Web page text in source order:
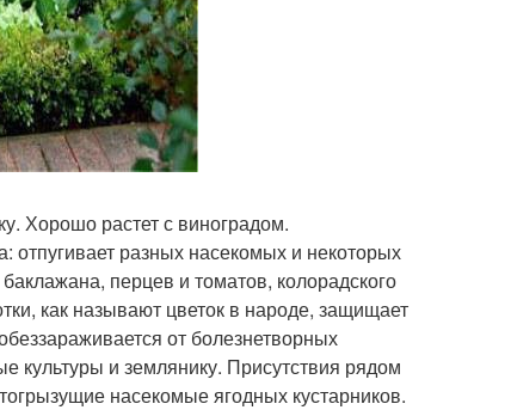
Хорошо растет с виноградом.
разных насекомых и некоторых
перцев и томатов, колорадского
как называют цветок в народе, защищает
от болезнетворных
культуры и землянику. Присутствия рядом
насекомые ягодных кустарников.